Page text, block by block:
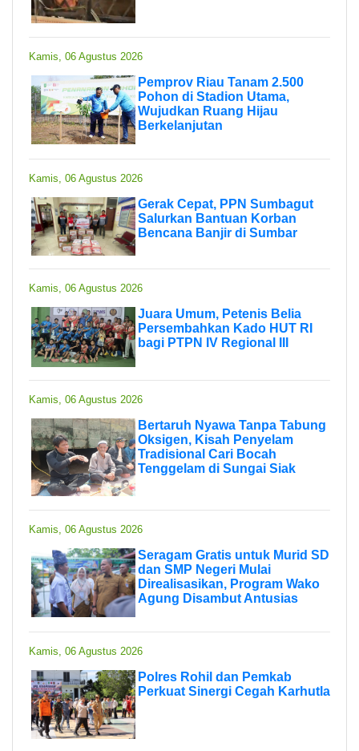
Kamis, 06 Agustus 2026
Pemprov Riau Tanam 2.500
Pohon di Stadion Utama,
Wujudkan Ruang Hijau
Berkelanjutan
Kamis, 06 Agustus 2026
Gerak Cepat, PPN Sumbagut
Salurkan Bantuan Korban
Bencana Banjir di Sumbar
Kamis, 06 Agustus 2026
Juara Umum, Petenis Belia
Persembahkan Kado HUT RI
bagi PTPN IV Regional III
Kamis, 06 Agustus 2026
Bertaruh Nyawa Tanpa Tabung
Oksigen, Kisah Penyelam
Tradisional Cari Bocah
Tenggelam di Sungai Siak
Kamis, 06 Agustus 2026
Seragam Gratis untuk Murid SD
dan SMP Negeri Mulai
Direalisasikan, Program Wako
Agung Disambut Antusias
Kamis, 06 Agustus 2026
Polres Rohil dan Pemkab
Perkuat Sinergi Cegah Karhutla